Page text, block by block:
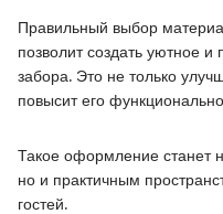
Правильный выбор
позволит создать уютное и
забора. Это не только
повысит его
Такое оформление станет
но и практичным
гостей.